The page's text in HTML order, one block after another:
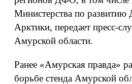
Министерства по развитию
Арктики, передает пресс-
Амурской области.
Ранее «Амурская правда»
борьбе стенда Амурской